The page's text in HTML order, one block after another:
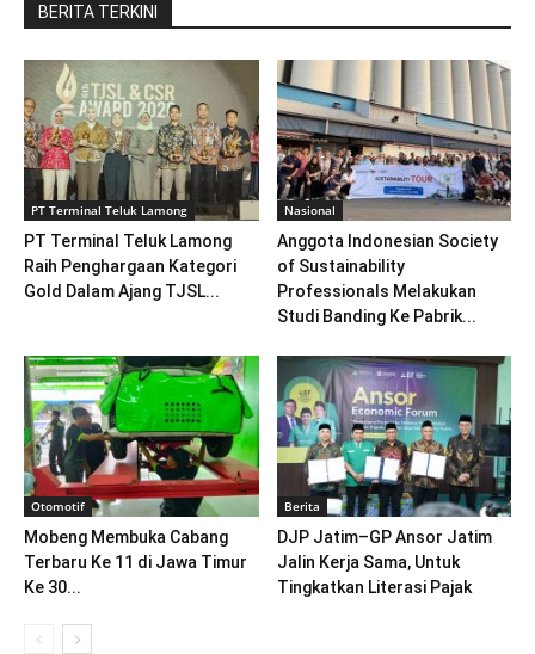
BERITA TERKINI
PT Terminal Teluk Lamong
PT Terminal Teluk Lamong
Raih Penghargaan Kategori
Gold Dalam Ajang TJSL...
Nasional
Anggota Indonesian Society
of Sustainability
Professionals Melakukan
Studi Banding Ke Pabrik...
Otomotif
Mobeng Membuka Cabang
Terbaru Ke 11 di Jawa Timur
Ke 30...
Berita
DJP Jatim–GP Ansor Jatim
Jalin Kerja Sama, Untuk
Tingkatkan Literasi Pajak